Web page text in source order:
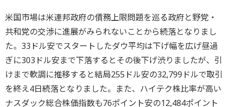
米国市場は米連邦政府の債務上限問題を巡る政府と野党・
共和党の交渉に進展がみられないことから続落となりまし
た。33ドル安でスタートしたダウ平均は下げ幅を広げ昼過
ぎに303ドル安まで下落するとその後下げ渋りましたが、引
けまで軟調に推移すると結局255ドル安の32,799ドルで取引
を終え4日続落となりました。また、ハイテク株比率が高い
ナスダック総合株価指数も76ポイント安の12,484ポイント